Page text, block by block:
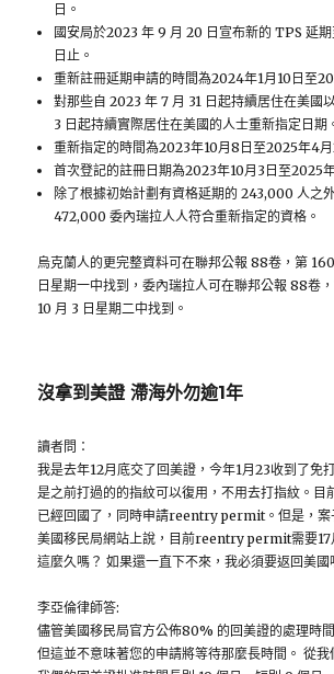
日。
國安局於2023 年 9 月 20 日宣布新的 TPS 延
日止。
重新註冊延期申請的時間為2024年1月10日至
對那些自 2023 年 7 月 31 日起持續居住在美國
3 日起持續實際居住在美國的人士重新指定日期
重新指定的時間為2023年10月8日至2025年4月
首次登記的註冊日期為2023年10月3日至2025
除了根據初始計劃有資格延期的 243,000 人之
472,000 委內瑞拉人人符合重新指定的資格。
烏克蘭人的更完整資料可在聯邦公報 88卷，第
日星期一中找到，委內瑞拉人可在聯邦公報 88卷
10 月 3 日星期二中找到。
沒拿到美證 滯海外勿逾1年
讀者問：
我是去年12月底交了回美證，今年1月23收到了免
是之前打過的的指紋可以復用，不用去打指紋。目
已經回國了，同時申請reentry permit。但是，案
美國移民局網站上說，目前reentry permit需要17
這麼久嗎？ 如果還一直下不來，我必須要返回美國
李亞倫律師答:
儘管美國移民局官方公佈80% 的回美證的處理時間
但這並不意味著您的申請將等待那麼長時間。 從我